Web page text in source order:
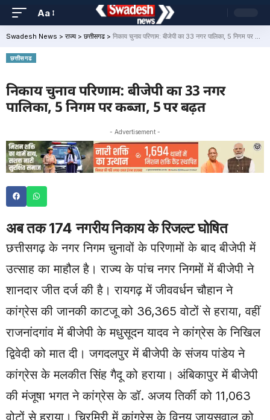
Aa
Swadesh News > राज्य> छत्तीसगढ > निकाय चुनाव परिणाम: बीजेपी का 33 नगर पालिका, 5 निगम पर कब्जा, 5 पर बढ़त
छत्तीसगढ
निकाय चुनाव परिणाम: बीजेपी का 33 नगर
पालिका, 5 निगम पर कब्जा, 5 पर बढ़त
- Advertisement -
अब तक 174 नगरीय निकाय के रिजल्ट घोषित
छत्तीसगढ़ के नगर निगम चुनावों के परिणामों के बाद बीजेपी में
उत्साह का माहौल है। राज्य के पांच नगर निगमों में बीजेपी ने
शानदार जीत दर्ज की है। रायगढ़ में जीववर्धन चौहान ने
कांग्रेस की जानकी काटजू को 36,365 वोटों से हराया, वहीं
राजनांदगांव में बीजेपी के मधुसूदन यादव ने कांग्रेस के निखिल
द्विवेदी को मात दी। जगदलपुर में बीजेपी के संजय पांडेय ने
कांग्रेस के मलकीत सिंह गैदू को हराया। अंबिकापुर में बीजेपी
की मंजूषा भगत ने कांग्रेस के डॉ. अजय तिर्की को 11,063
वोटों से हराया। चिरमिरी में कांग्रेस के विनय जायसवाल को